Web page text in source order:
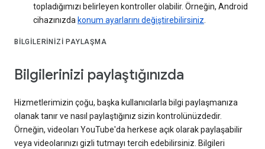
topladığımızı belirleyen kontroller olabilir. Örneğin, Android
cihazınızda konum ayarlarını değiştirebilirsiniz
BILGILERINIZI PAYLAŞMA
Bilgilerinizi paylaştığınızda
Hizmetlerimizin çoğu, başka kullanıcılarla bilgi paylaşmanıza
olanak tanır ve nasıl paylaştığınız sizin kontrolünüzdedir.
Örneğin, videoları YouTube'da herkese açık olarak paylaşabilir
veya videolarınızı gizli tutmayı tercih edebilirsiniz. Bilgileri